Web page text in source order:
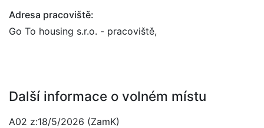
Adresa pracoviště:
Go To housing s.r.o. - pracoviště,
Další informace o volném místu
A02 z:18/5/2026 (ZamK)